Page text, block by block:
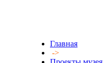
Главная
->